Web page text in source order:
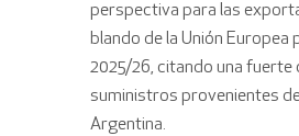
perspectiva para las
blando de la Unión Europea
2025/26, citando una fuerte
suministros provenientes
Argentina.